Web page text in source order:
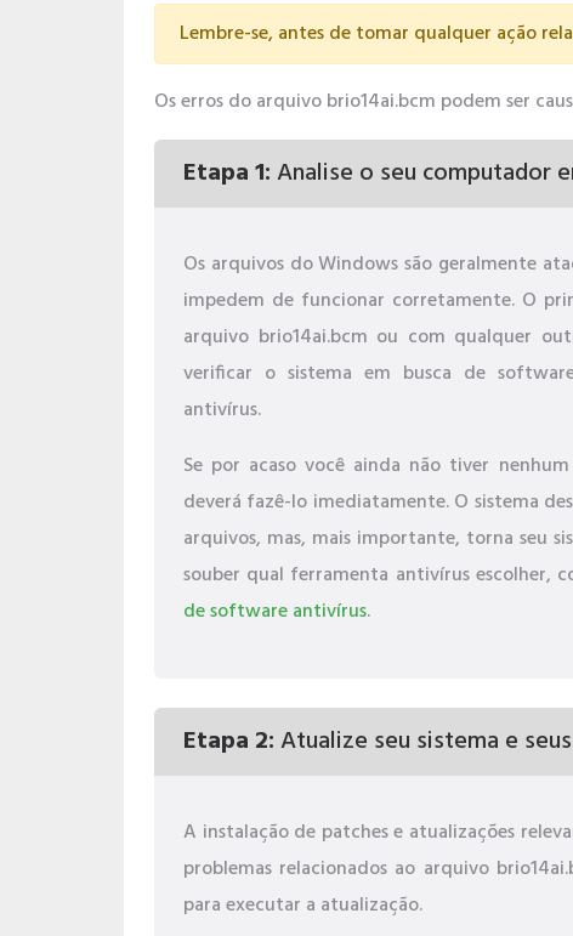
Lembre-se, antes de tomar qualquer ação
Os erros do arquivo brio14ai.bcm podem ser
Etapa 1:Analise o seu computador
Os arquivos do Windows são geralmente
impedem de funcionar corretamente. O
arquivo brio14ai.bcm ou com qualquer
verificar o sistema em busca de
antivírus.
Se por acaso você ainda não tiver
deverá fazê-lo imediatamente. O sistema
arquivos, mas, mais importante, torna seu
souber qual ferramenta antivírus escolher,
de software antivírus.
Etapa 2:Atualize seu sistema e
A instalação de patches e atualizações
problemas relacionados ao arquivo
para executar a atualização.